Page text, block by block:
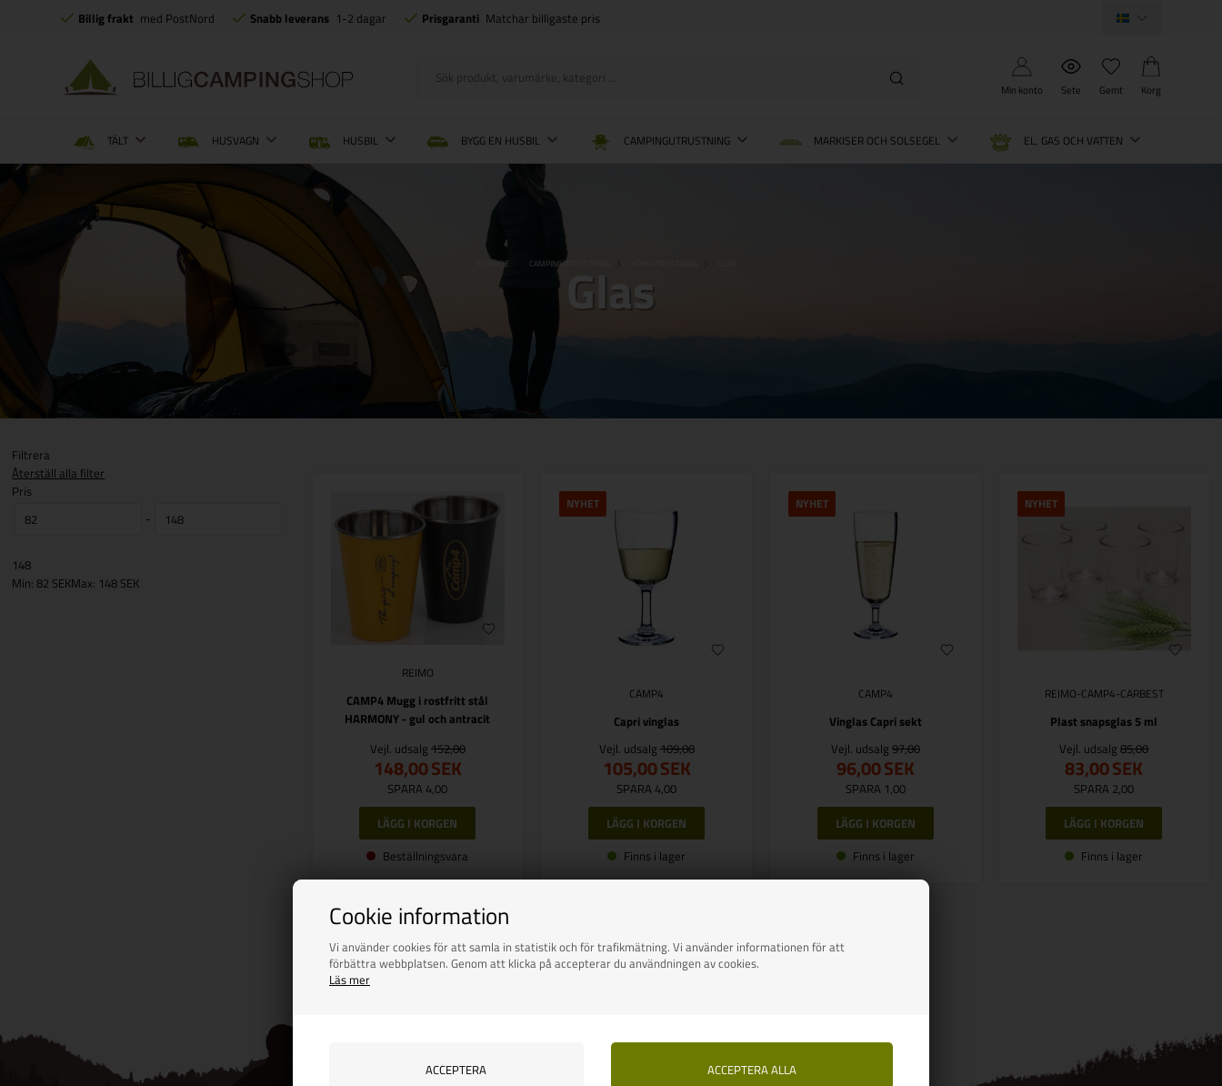
Cookie information
Vi använder cookies för att samla in statistik och för trafikmätning. Vi använder informationen för att
förbättra webbplatsen. Genom att klicka på accepterar du användningen av cookies.
Läs mer
Billig frakt med PostNord Snabb leverans 1-2 dagar Prisgaranti Matchar billigaste pris
Min konto Sete Gemt Korg
TÄLT HUSVAGN HUSBIL BYGG EN HUSBIL CAMPINGUTRUSTNING MARKISER OCH SOLSEGEL EL, GAS OCH VATTEN
FORSIDE CAMPINGUTRUSTNINGGlas
Filtrera
Återställ alla filter
Pris
-
148
Min: 82 SEKMax: 148 SEK
REIMO
CAMP4 Mugg i rostfritt stål
HARMONY - gul och antracit
Vejl. udsalg 152,00
148,00SEK
SPARA 4,00
Beställningsvara
NYHET
CAMP4
Capri vinglas
Vejl. udsalg 109,00
105,00SEK
SPARA 4,00
Finns i lager
NYHET
CAMP4
Vinglas Capri sekt
Vejl. udsalg 97,00
96,00SEK
SPARA 1,00
Finns i lager
NYHET
REIMO-CAMP4-CARBEST
Plast snapsglas 5 ml
Vejl. udsalg85,00
83,00SEK
SPARA 2,00
Finns i lager
Side 1/1